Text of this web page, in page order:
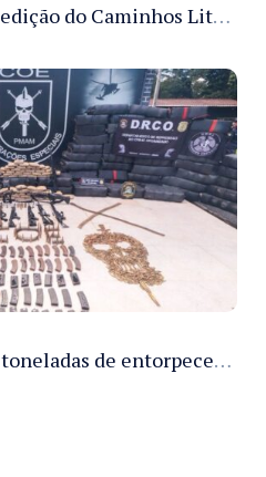
Sejusc participa da 5ª edição do Caminhos Literários com foco na cultura hip-hop nas unidades socioeducativas
PMAM apreende 16,6 toneladas de entorpecentes e registra aumento nas prisões em flagrante e nas capturas de foragidos no primeiro semestre de 2026